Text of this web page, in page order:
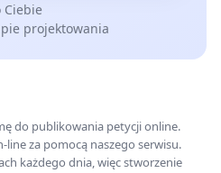
Ciebie
projektowania
do publikowania petycji online.
za pomocą naszego serwisu.
każdego dnia, więc stworzenie